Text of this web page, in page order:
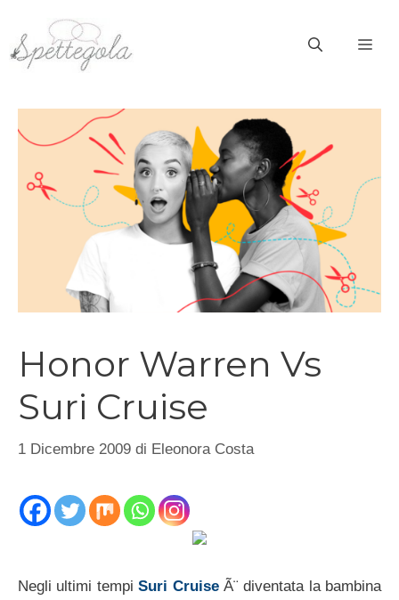
contenuto
Honor Warren Vs
Suri Cruise
1 Dicembre 2009 di Eleonora Costa
Negli ultimi tempiSuri CruiseÃ¨ diventata la bambina